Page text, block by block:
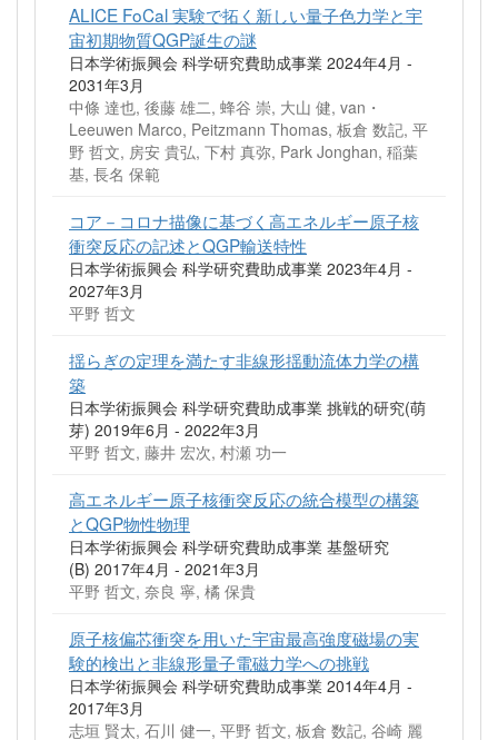
ALICE FoCal 実験で拓く新しい量子色力学と宇
宙初期物質QGP誕生の謎
日本学術振興会 科学研究費助成事業 2024年4月 -
2031年3月
中條 達也, 後藤 雄二, 蜂谷 崇, 大山 健, van・
Leeuwen Marco, Peitzmann Thomas, 板倉 数記, 平
野 哲文, 房安 貴弘, 下村 真弥, Park Jonghan, 稲葉
基, 長名 保範
コア－コロナ描像に基づく高エネルギー原子核
衝突反応の記述とQGP輸送特性
日本学術振興会 科学研究費助成事業 2023年4月 -
2027年3月
平野 哲文
揺らぎの定理を満たす非線形揺動流体力学の構
築
日本学術振興会 科学研究費助成事業 挑戦的研究(萌
芽) 2019年6月 - 2022年3月
平野 哲文, 藤井 宏次, 村瀬 功一
高エネルギー原子核衝突反応の統合模型の構築
とQGP物性物理
日本学術振興会 科学研究費助成事業 基盤研究
(B) 2017年4月 - 2021年3月
平野 哲文, 奈良 寧, 橘 保貴
原子核偏芯衝突を用いた宇宙最高強度磁場の実
験的検出と非線形量子電磁力学への挑戦
日本学術振興会 科学研究費助成事業 2014年4月 -
2017年3月
志垣 賢太, 石川 健一, 平野 哲文, 板倉 数記, 谷崎 麗